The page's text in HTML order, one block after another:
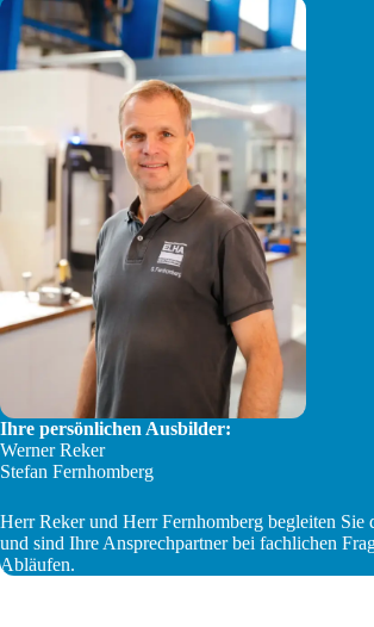
Ihre persönlichen Ausbilder:
Werner Reker
Stefan Fernhomberg
Herr Reker und Herr Fernhomberg begleiten Sie
und sind Ihre Ansprechpartner bei fachlichen
Abläufen.